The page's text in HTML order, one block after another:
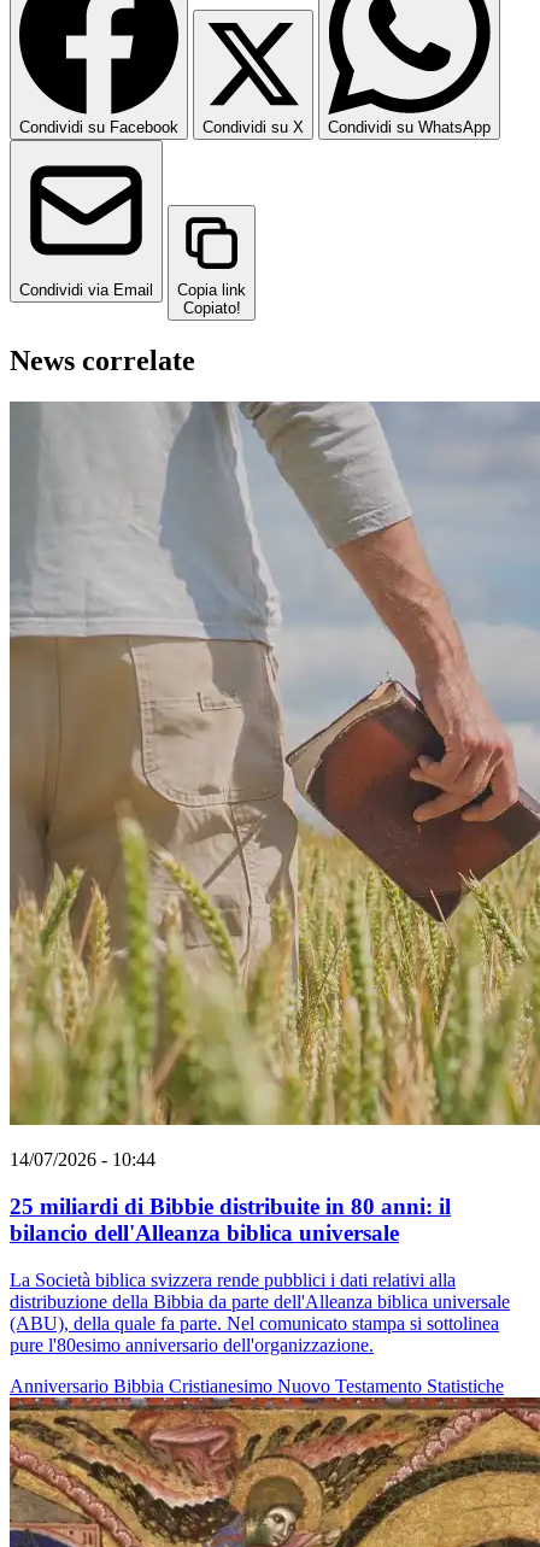
Condividi su Facebook Condividi su X Condividi su WhatsApp
Condividi via Email
Copia link
Copiato!
News correlate
14/07/2026 - 10:44
25 miliardi di Bibbie distribuite in 80 anni: il
bilancio dell'Alleanza biblica universale
La Società biblica svizzera rende pubblici i dati relativi alla
distribuzione della Bibbia da parte dell'Alleanza biblica universale
(ABU), della quale fa parte. Nel comunicato stampa si sottolinea
pure l'80esimo anniversario dell'organizzazione.
Anniversario Bibbia Cristianesimo Nuovo Testamento Statistiche